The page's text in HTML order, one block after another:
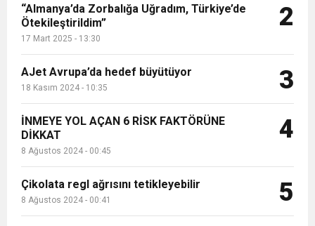
“Almanya’da Zorbalığa Uğradım, Türkiye’de
Ötekileştirildim”
17 Mart 2025 - 13:30
2
AJet Avrupa’da hedef büyütüyor
18 Kasım 2024 - 10:35 3
İNMEYE YOL AÇAN 6 RİSK FAKTÖRÜNE
DİKKAT
8 Ağustos 2024 - 00:45
4
Çikolata regl ağrısını tetikleyebilir
8 Ağustos 2024 - 00:41 5